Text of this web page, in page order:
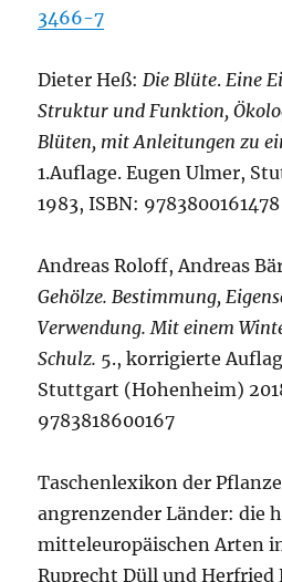
3466-7
Dieter Heß:Die Blüte. Eine
Struktur und Funktion,
Blüten, mit Anleitungen zu
1.Auflage. Eugen Ulmer,
1983, ISBN: 9783800161478
Andreas Roloff, Andreas
Gehölze. Bestimmung,
Verwendung. Mit einem
Schulz. 5., korrigierte
Stuttgart (Hohenheim)
9783818600167
Taschenlexikon der
angrenzender Länder: die
mitteleuropäischen Arten
Ruprecht Düll und Herfried